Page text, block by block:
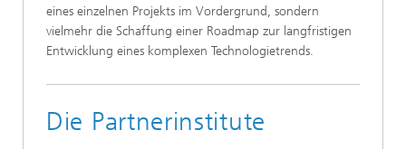
eines einzelnen Projekts im Vordergrund, sondern
vielmehr die Schaffung einer Roadmap zur langfristigen
Entwicklung eines komplexen Technologietrends.
Die Partnerinstitute